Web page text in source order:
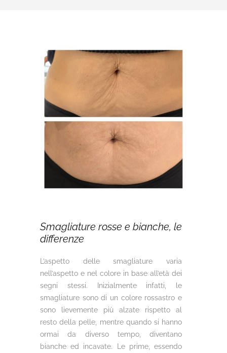
Smagliature rosse e bianche, le
differenze
L’aspetto delle smagliature varia
nell’aspetto e nel colore in base all’età dei
segni stessi. Inizialmente infatti, le
smagliature sono di un colore rossastro e
sono lievemente più alzate rispetto al
resto della pelle, mentre quando si hanno
ormai da diverso tempo, diventano
bianche ed incavate. Le prime, essendo